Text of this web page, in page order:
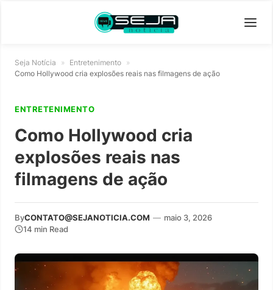
Seja Notícia » Entretenimento »
Como Hollywood cria explosões reais nas filmagens de ação
ENTRETENIMENTO
Como Hollywood cria
explosões reais nas
filmagens de ação
ByCONTATO@SEJANOTICIA.COM — maio 3, 2026
14 min Read